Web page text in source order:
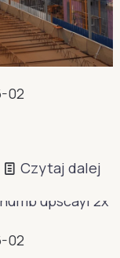
02
Czytaj dalej
02